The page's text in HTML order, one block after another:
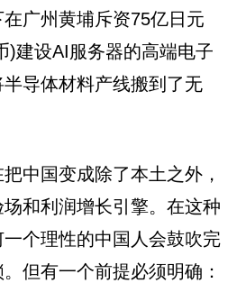
广州黄埔斥资75亿日元
)建设AI服务器的高端电子
导体材料产线搬到了无
中国变成除了本土之外，
和利润增长引擎。在这种
个理性的中国人会鼓吹完
但有一个前提必须明确：